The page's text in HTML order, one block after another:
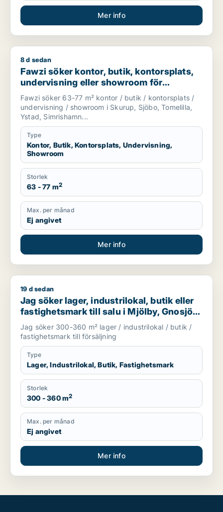
Mer info
Fawzi söker kontor, butik, kontorsplats, undervisning eller
8 d sedan
Fawzi söker kontor, butik, kontorsplats,
undervisning eller showroom för
uthyrning i Skurup, Sjöbo eller Tomelilla
m.fl.
Fawzi söker 63-77 m² kontor / butik / kontorsplats /
undervisning / showroom i Skurup, Sjöbo, Tomelilla,
Ystad, Simrishamn...
Type
Kontor, Butik, Kontorsplats, Undervisning,
Showroom
Storlek
63 - 77 m2
Max. per månad
Ej angivet
Mer info
Jag söker lager, industrilokal, butik eller fastighetsmark till
19 d sedan
Jag söker lager, industrilokal, butik eller
fastighetsmark till salu i Mjölby, Gnosjö
eller Mullsjö m.fl.
Jag söker 300-360 m² lager / industrilokal / butik /
fastighetsmark till försäljning
Type
Lager, Industrilokal, Butik, Fastighetsmark
Storlek
300 - 360 m2
Max. per månad
Ej angivet
Mer info